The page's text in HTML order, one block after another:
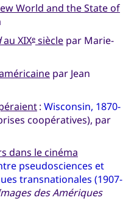
World and the State of
au XIXesièclepar Marie-
par Jean
: Wisconsin, 1870-
coopératives), par
dans le cinéma
pseudosciences et
transnationales (1907-
des Amériques